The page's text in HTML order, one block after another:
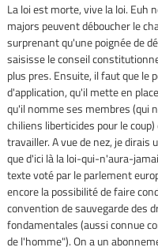
La loi est morte, vive la loi. Euh
majors peuvent déboucher le
surprenant qu'une poignée de
saisisse le conseil
plus pres. Ensuite, il faut que le
d'application, qu'il mette en
qu'il nomme ses membres (qui
chiliens liberticides pour le
travailler. A vue de nez, je dirais
que d'ici là la loi-qui-n'aura-
texte voté par le parlement
encore la possibilité de faire
convention de sauvegarde des
fondamentales (aussi connue
de l'homme"). On a un